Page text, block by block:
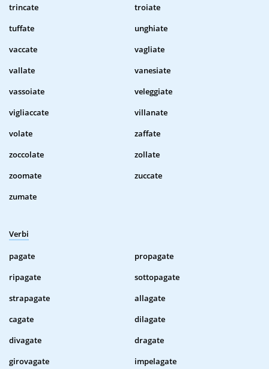
trincate
troiate
tuffate
unghiate
vaccate
vagliate
vallate
vanesiate
vassoiate
veleggiate
vigliaccate
villanate
volate
zaffate
zoccolate
zollate
zoomate
zuccate
zumate
Verbi
pagate
propagate
ripagate
sottopagate
strapagate
allagate
cagate
dilagate
divagate
dragate
girovagate
impelagate